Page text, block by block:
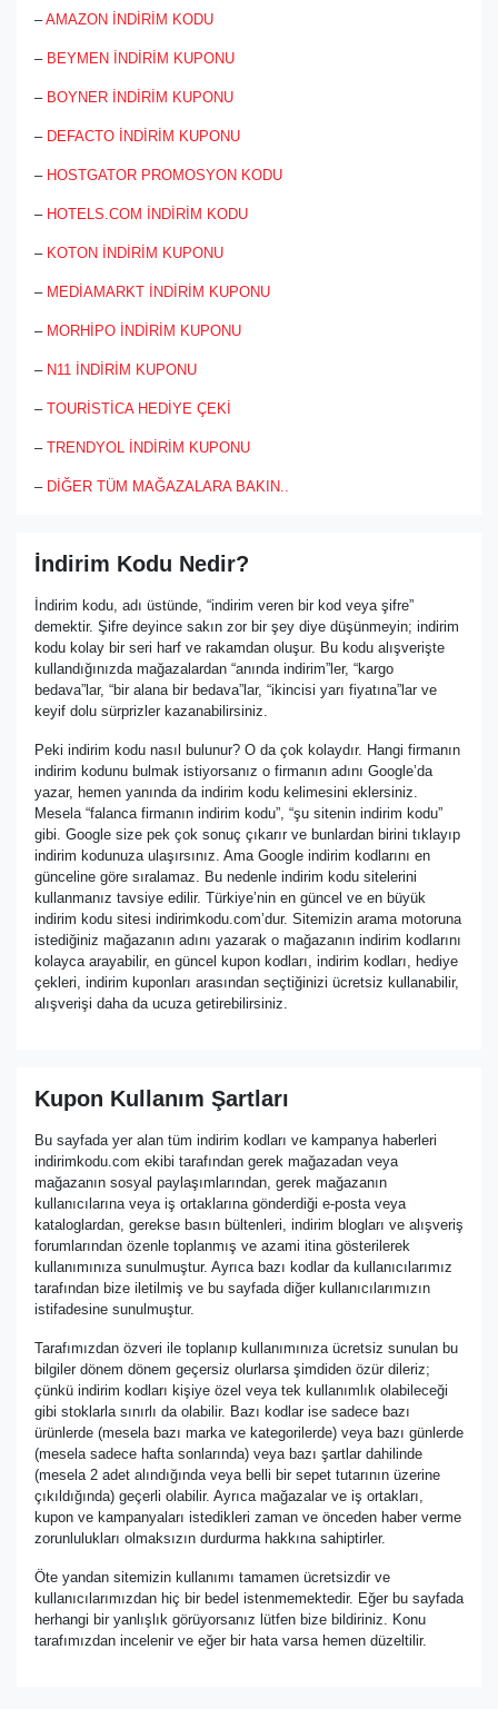
–AMAZON İNDİRİM KODU
– BEYMEN İNDİRİM KUPONU
– BOYNER İNDİRİM KUPONU
– DEFACTO İNDİRİM KUPONU
– HOSTGATOR PROMOSYON KODU
– HOTELS.COM İNDİRİM KODU
– KOTON İNDİRİM KUPONU
– MEDİAMARKT İNDİRİM KUPONU
– MORHİPO İNDİRİM KUPONU
– N11 İNDİRİM KUPONU
– TOURİSTİCA HEDİYE ÇEKİ
– TRENDYOL İNDİRİM KUPONU
– DİĞER TÜM MAĞAZALARA BAKIN..
İndirim Kodu Nedir?
İndirim kodu, adı üstünde, “indirim veren bir kod veya şifre”
demektir. Şifre deyince sakın zor bir şey diye düşünmeyin; indirim
kodu kolay bir seri harf ve rakamdan oluşur. Bu kodu alışverişte
kullandığınızda mağazalardan “anında indirim”ler, “kargo
bedava”lar, “bir alana bir bedava”lar, “ikincisi yarı fiyatına”lar ve
keyif dolu sürprizler kazanabilirsiniz.
Peki indirim kodu nasıl bulunur? O da çok kolaydır. Hangi firmanın
indirim kodunu bulmak istiyorsanız o firmanın adını Google’da
yazar, hemen yanında da indirim kodu kelimesini eklersiniz.
Mesela “falanca firmanın indirim kodu”, “şu sitenin indirim kodu”
gibi. Google size pek çok sonuç çıkarır ve bunlardan birini tıklayıp
indirim kodunuza ulaşırsınız. Ama Google indirim kodlarını en
günceline göre sıralamaz. Bu nedenle indirim kodu sitelerini
kullanmanız tavsiye edilir. Türkiye’nin en güncel ve en büyük
indirim kodu sitesi indirimkodu.com’dur. Sitemizin arama motoruna
istediğiniz mağazanın adını yazarak o mağazanın indirim kodlarını
kolayca arayabilir, en güncel kupon kodları, indirim kodları, hediye
çekleri, indirim kuponları arasından seçtiğinizi ücretsiz kullanabilir,
alışverişi daha da ucuza getirebilirsiniz.
Kupon Kullanım Şartları
Bu sayfada yer alan tüm indirim kodları ve kampanya haberleri
indirimkodu.com ekibi tarafından gerek mağazadan veya
mağazanın sosyal paylaşımlarından, gerek mağazanın
kullanıcılarına veya iş ortaklarına gönderdiği e-posta veya
kataloglardan, gerekse basın bültenleri, indirim blogları ve alışveriş
forumlarından özenle toplanmış ve azami itina gösterilerek
kullanımınıza sunulmuştur. Ayrıca bazı kodlar da kullanıcılarımız
tarafından bize iletilmiş ve bu sayfada diğer kullanıcılarımızın
istifadesine sunulmuştur.
Tarafımızdan özveri ile toplanıp kullanımınıza ücretsiz sunulan bu
bilgiler dönem dönem geçersiz olurlarsa şimdiden özür dileriz;
çünkü indirim kodları kişiye özel veya tek kullanımlık olabileceği
gibi stoklarla sınırlı da olabilir. Bazı kodlar ise sadece bazı
ürünlerde (mesela bazı marka ve kategorilerde) veya bazı günlerde
(mesela sadece hafta sonlarında) veya bazı şartlar dahilinde
(mesela 2 adet alındığında veya belli bir sepet tutarının üzerine
çıkıldığında) geçerli olabilir. Ayrıca mağazalar ve iş ortakları,
kupon ve kampanyaları istedikleri zaman ve önceden haber verme
zorunlulukları olmaksızın durdurma hakkına sahiptirler.
Öte yandan sitemizin kullanımı tamamen ücretsizdir ve
kullanıcılarımızdan hiç bir bedel istenmemektedir. Eğer bu sayfada
herhangi bir yanlışlık görüyorsanız lütfen bize bildiriniz. Konu
tarafımızdan incelenir ve eğer bir hata varsa hemen düzeltilir.